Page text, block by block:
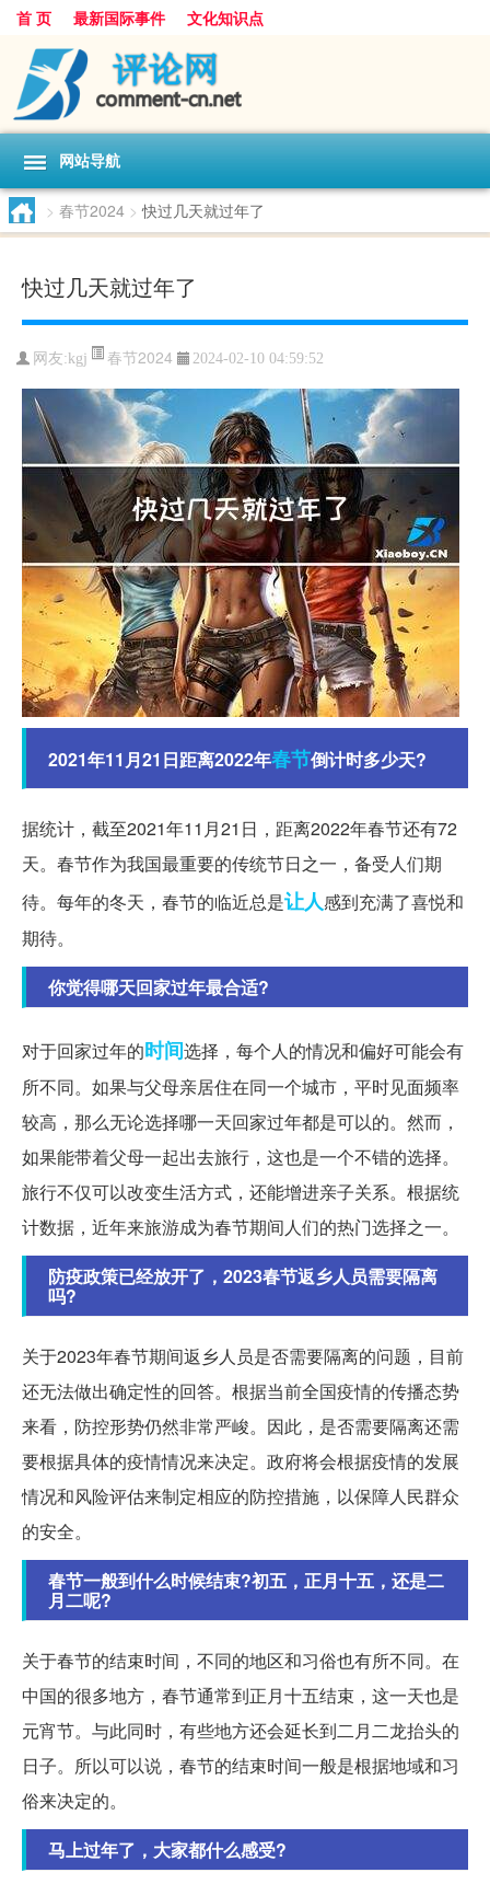
首 页 最新国际事件 文化知识点
网站导航
> 春节2024 > 快过几天就过年了
快过几天就过年了
网友: kgj 春节2024 2024-02-10 04:59:52
2021年11月21日距离2022年春节倒计时多少天?
据统计，截至2021年11月21日，距离2022年春节还有72
天。春节作为我国最重要的传统节日之一，备受人们期
待。每年的冬天，春节的临近总是让人感到充满了喜悦和
期待。
你觉得哪天回家过年最合适?
对于回家过年的时间选择，每个人的情况和偏好可能会有
所不同。如果与父母亲居住在同一个城市，平时见面频率
较高，那么无论选择哪一天回家过年都是可以的。然而，
如果能带着父母一起出去旅行，这也是一个不错的选择。
旅行不仅可以改变生活方式，还能增进亲子关系。根据统
计数据，近年来旅游成为春节期间人们的热门选择之一。
防疫政策已经放开了，2023春节返乡人员需要隔离
吗?
关于2023年春节期间返乡人员是否需要隔离的问题，目前
还无法做出确定性的回答。根据当前全国疫情的传播态势
来看，防控形势仍然非常严峻。因此，是否需要隔离还需
要根据具体的疫情情况来决定。政府将会根据疫情的发展
情况和风险评估来制定相应的防控措施，以保障人民群众
的安全。
春节一般到什么时候结束?初五，正月十五，还是二
月二呢?
关于春节的结束时间，不同的地区和习俗也有所不同。在
中国的很多地方，春节通常到正月十五结束，这一天也是
元宵节。与此同时，有些地方还会延长到二月二龙抬头的
日子。所以可以说，春节的结束时间一般是根据地域和习
俗来决定的。
马上过年了，大家都什么感受?